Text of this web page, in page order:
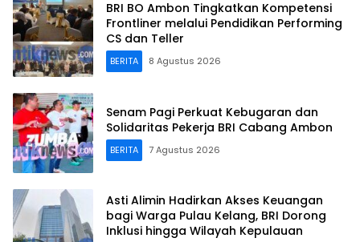
BRI BO Ambon Tingkatkan Kompetensi
Frontliner melalui Pendidikan Performing
CS dan Teller
BERITA 8 Agustus 2026
Senam Pagi Perkuat Kebugaran dan
Solidaritas Pekerja BRI Cabang Ambon
BERITA 7 Agustus 2026
Asti Alimin Hadirkan Akses Keuangan
bagi Warga Pulau Kelang, BRI Dorong
Inklusi hingga Wilayah Kepulauan